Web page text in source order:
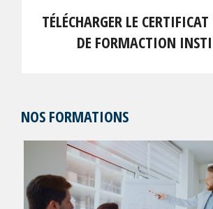
TÉLÉCHARGER LE
DE FORMACTION
NOS FORMATIONS